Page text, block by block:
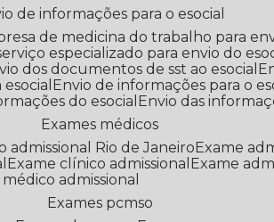
de informações para o esocial
de medicina do trabalho para
especializado para envio do
dos documentos de sst ao esocial
Envio de informações para o
do esocial
Envio das
Exames médicos
admissional Rio de Janeiro Exame
Exame clínico admissional
Exame
médico admissional
Exames pcmso